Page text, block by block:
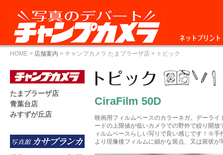
ネットプリント
HOME > 店舗案内 > チャンプカメラ たまプラーザ店 > トピック
CiraFilm 50D
映画用フィルムベースのカラーネガ。デーラ
ードの上限値が低いカメラでの野外で絞り開
ィルムベースらしい写りで良い感じです！※手
より現像後フィルムに細かな斑点、又は斑状
たまプラーザ店
青葉台店
みすずが丘店